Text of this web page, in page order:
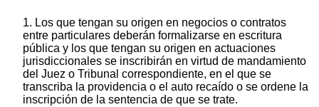
1. Los que tengan su origen en negocios o contratos
entre particulares deberán formalizarse en escritura
pública y los que tengan su origen en actuaciones
jurisdiccionales se inscribirán en virtud de mandamiento
del Juez o Tribunal correspondiente, en el que se
transcriba la providencia o el auto recaído o se ordene la
inscripción de la sentencia de que se trate.